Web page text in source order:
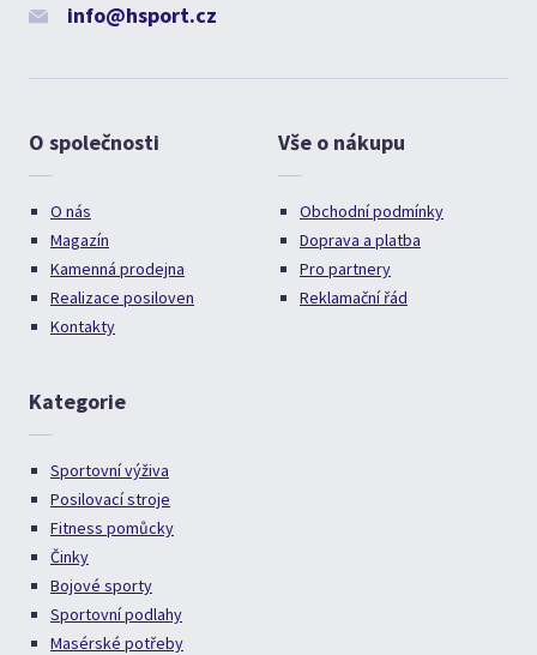
info@hsport.cz
O společnosti
O nás
Magazín
Kamenná prodejna
Realizace posiloven
Kontakty
Vše o nákupu
Obchodní podmínky
Doprava a platba
Pro partnery
Reklamační řád
Kategorie
Sportovní výživa
Posilovací stroje
Fitness pomůcky
Činky
Bojové sporty
Sportovní podlahy
Masérské potřeby